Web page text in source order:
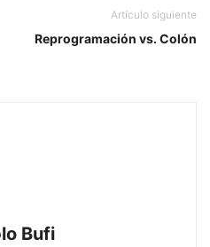
Artículo siguiente
Reprogramación vs. Colón
Bufi